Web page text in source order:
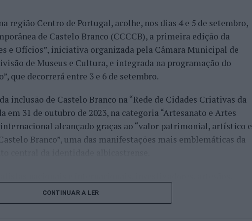
Gonzalo Bueno e o neerlandês Botic van de Zandschulp,
de final, onde acabou eliminado pelo italiano Luciano
em três sets.
nacional no quadro principal, iniciou a participação
Román Andrés Burruchaga, num encontro disputado em três
Silva despediram-se na ronda inaugural. Rocha foi
Martínez, enquanto Ferreira Silva discutiu a passagem à
Pereira foi o português que mais longe chegou, alcançando o
acabou derrotado por Gonzalo Bueno. João Domingues,
região Centro de Portugal, acolhe, nos dias 4 e 5 de setembro,
de Castelo Branco (CCCCB), a primeira edição da
e Ofícios”, iniciativa organizada pela Câmara Municipal de
de Museus e Cultura, e integrada na programação do
que decorrerá entre 3 e 6 de setembro.
inclusão de Castelo Branco na “Rede de Cidades Criativas da
em 31 de outubro de 2023, na categoria “Artesanato e Artes
alcançado graças ao “valor patrimonial, artístico e
Branco”, uma das manifestações mais emblemáticas da
organismos públicos, instituições de ensino superior e
de Cidades Criativas da UNESCO” discutirão políticas públicas,
CONTINUAR A LER